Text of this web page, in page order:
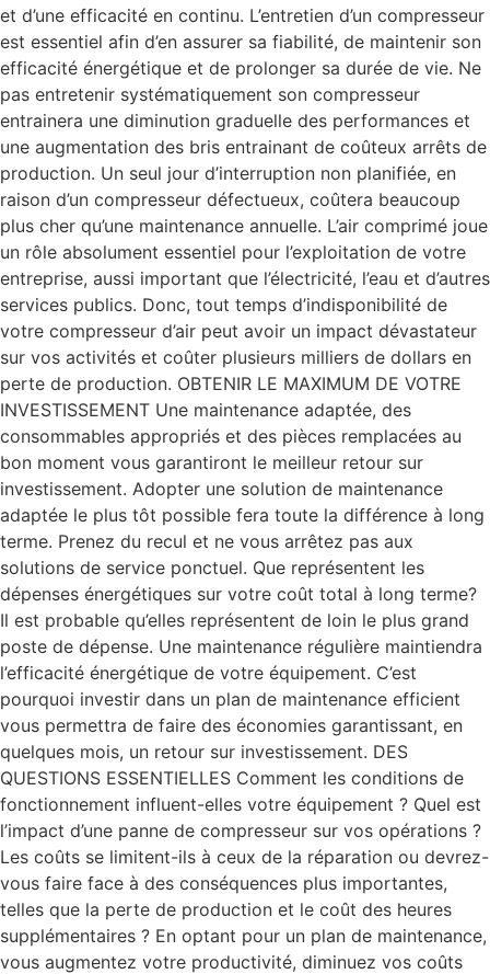
et d’une efficacité en continu. L’entretien d’un compresseur
est essentiel afin d’en assurer sa fiabilité, de maintenir son
efficacité énergétique et de prolonger sa durée de vie. Ne
pas entretenir systématiquement son compresseur
entrainera une diminution graduelle des performances et
une augmentation des bris entrainant de coûteux arrêts de
production. Un seul jour d’interruption non planifiée, en
raison d’un compresseur défectueux, coûtera beaucoup
plus cher qu’une maintenance annuelle. L’air comprimé joue
un rôle absolument essentiel pour l’exploitation de votre
entreprise, aussi important que l’électricité, l’eau et d’autres
services publics. Donc, tout temps d’indisponibilité de
votre compresseur d’air peut avoir un impact dévastateur
sur vos activités et coûter plusieurs milliers de dollars en
perte de production. OBTENIR LE MAXIMUM DE VOTRE
INVESTISSEMENT Une maintenance adaptée, des
consommables appropriés et des pièces remplacées au
bon moment vous garantiront le meilleur retour sur
investissement. Adopter une solution de maintenance
adaptée le plus tôt possible fera toute la différence à long
terme. Prenez du recul et ne vous arrêtez pas aux
solutions de service ponctuel. Que représentent les
dépenses énergétiques sur votre coût total à long terme?
Il est probable qu’elles représentent de loin le plus grand
poste de dépense. Une maintenance régulière maintiendra
l’efficacité énergétique de votre équipement. C’est
pourquoi investir dans un plan de maintenance efficient
vous permettra de faire des économies garantissant, en
quelques mois, un retour sur investissement. DES
QUESTIONS ESSENTIELLES Comment les conditions de
fonctionnement influent-elles votre équipement ? Quel est
l’impact d’une panne de compresseur sur vos opérations ?
Les coûts se limitent-ils à ceux de la réparation ou devrez-
vous faire face à des conséquences plus importantes,
telles que la perte de production et le coût des heures
supplémentaires ? En optant pour un plan de maintenance,
vous augmentez votre productivité, diminuez vos coûts